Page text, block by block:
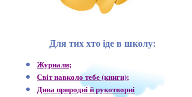
Для тих хто іде в школу:
Журнали;
Світ навколо тебе (книги);
Дива природні й рукотворні